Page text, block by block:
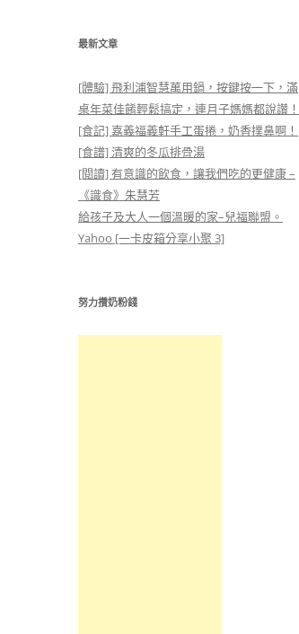
最新文章
[體驗] 飛利浦智慧萬用鍋，按鍵按一下，滿
桌年菜佳餚輕鬆搞定，連月子媽媽都說讚！
[食記] 嘉義福義軒手工蛋捲，奶香撲鼻啊！
[食譜] 清爽的冬瓜排骨湯
[閱讀] 有意識的飲食，讓我們吃的更健康 –
《識食》朱慧芳
給孩子及大人一個溫暖的家–兒福聯盟。
Yahoo [一卡皮箱分享小聚 3]
努力攢奶粉錢